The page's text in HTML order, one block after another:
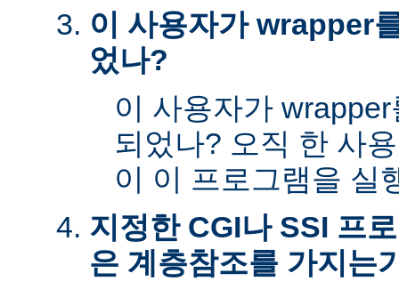
이 사용자가 wrapper
었나?
이 사용자가
되었나? 오직 한 사
이 이 프로그램을 실
지정한 CGI나 SSI 프
은 계층참조를 가지는